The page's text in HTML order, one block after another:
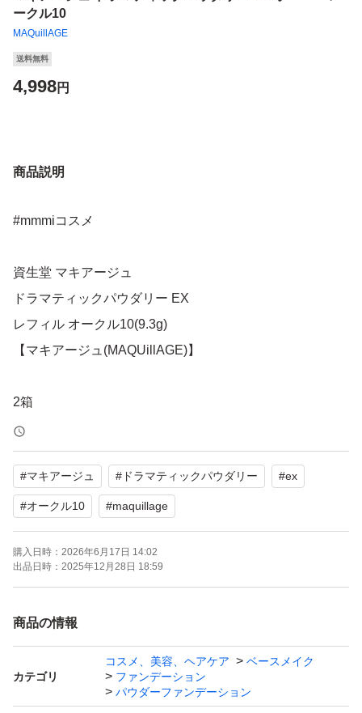
ークル10
MAQuillAGE
送料無料
4,998円
商品説明
#mmmiコスメ
資生堂 マキアージュ
ドラマティックパウダリー EX
レフィル オークル10(9.3g)
【マキアージュ(MAQUillAGE)】
2箱
●ふんわり仕上がりながら、自然なつやまで。
●驚きの肌なじみで、毛穴・色ムラをカバーして、透明感
アップ。
●どこからみても美しい、まるで「キレイな素肌」へ。
●オールシーズン。水あり・水なし両用タイプ。SPF25・
*つや・くすみのなさ・粉っぽさのなさ・毛穴の目立たな
さ・テカりのなさ
#マキアージュ # ドラマティックパウダリー #ex
#オークル10 #maquillage
購入日時： 2026年6月17日 14:02
出品日時： 2025年12月28日 18:59
商品の情報
カテゴリ
コスメ、美容、ヘアケア
ベースメイク
ファンデーション
パウダーファンデーション